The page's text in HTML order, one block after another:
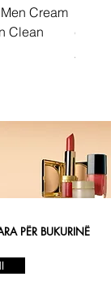
Cream
Clean
Price
5,55 €
PËR BUKURINË